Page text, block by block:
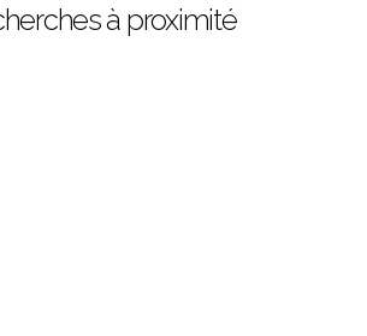
à proximité